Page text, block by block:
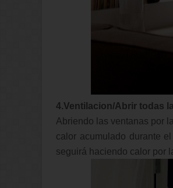
4.Ventilacion/Abrir todas
Abriendo las ventanas por
calor acumulado durante
seguirá haciendo calor por